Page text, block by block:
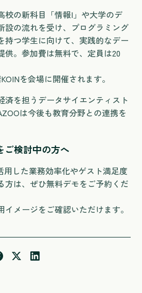
校の新科目「情報I」や大学のデ
設の流れを受け、プログラミング
持つ学生に向けて、実践的なデー
供。参加費は無料で、定員は20
を会場に開催されます。
済を担うデータサイエンティスト
は今後も教育分野との連携を
ご検討中の方へ
用した業務効率化やゲスト満足度
方は、ぜひ無料デモをご予約くだ
メージをご確認いただけます。